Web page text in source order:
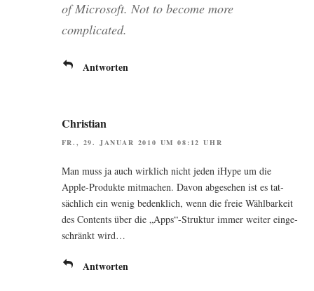
of Micro­soft. Not to beco­me more
complicated.
Antworten
Christian
FR., 29. JANUAR 2010 UM 08:12 UHR
Man muss ja auch wirk­lich nicht jeden iHype um die
Apple-Pro­duk­te mit­ma­chen. Davon abge­se­hen ist es tat­
säch­lich ein wenig bedenk­lich, wenn die freie Wähl­bar­keit
des Con­tents über die „Apps“-Struktur immer wei­ter ein­ge­
schränkt wird…
Antworten